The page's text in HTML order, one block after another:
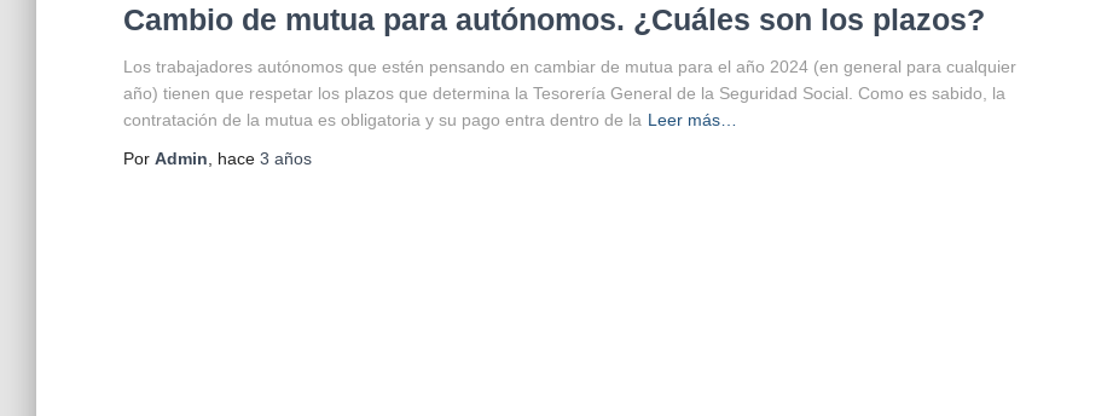
Cambio de mutua para autónomos. ¿Cuáles son los plazos?
Los trabajadores autónomos que estén pensando en cambiar de mutua para el año 2024 (en general para cualquier
año) tienen que respetar los plazos que determina la Tesorería General de la Seguridad Social. Como es sabido, la
contratación de la mutua es obligatoria y su pago entra dentro de la Leer más…
Por Admin , hace 3 años